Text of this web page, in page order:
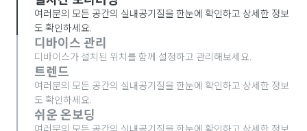
여러분의 모든 공간의 실내공기질을 한눈에 확인하고 상세한 정보
도 확인하세요.
디바이스 관리
디바이스가 설치된 위치를 함께 설정하고 관리해보세요.
트렌드
여러분의 모든 공간의 실내공기질을 한눈에 확인하고 상세한 정보
도 확인하세요.
쉬운 온보딩